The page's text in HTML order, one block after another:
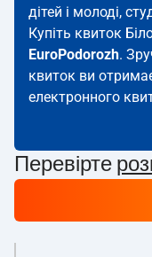
дітей і молоді,
Купіть квиток
EuroPodorozh.
квиток ви
електронного
Перевірте